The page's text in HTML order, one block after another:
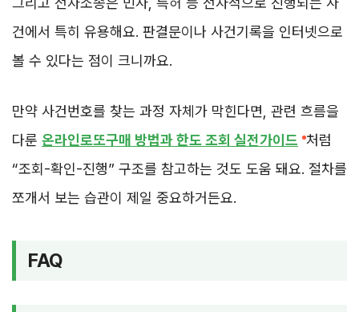
건에서 특히 유용해요. 판결문이나 사건기록을 인터넷으로
볼 수 있다는 점이 크니까요.
만약 사건번호를 찾는 과정 자체가 막힌다면, 관련 흐름을
다룬 온라인로또구매 방법과 한도 조회 실전가이드 처럼
“조회-확인-진행” 구조를 참고하는 것도 도움 돼요. 절차를
쪼개서 보는 습관이 제일 중요하거든요.
FAQ